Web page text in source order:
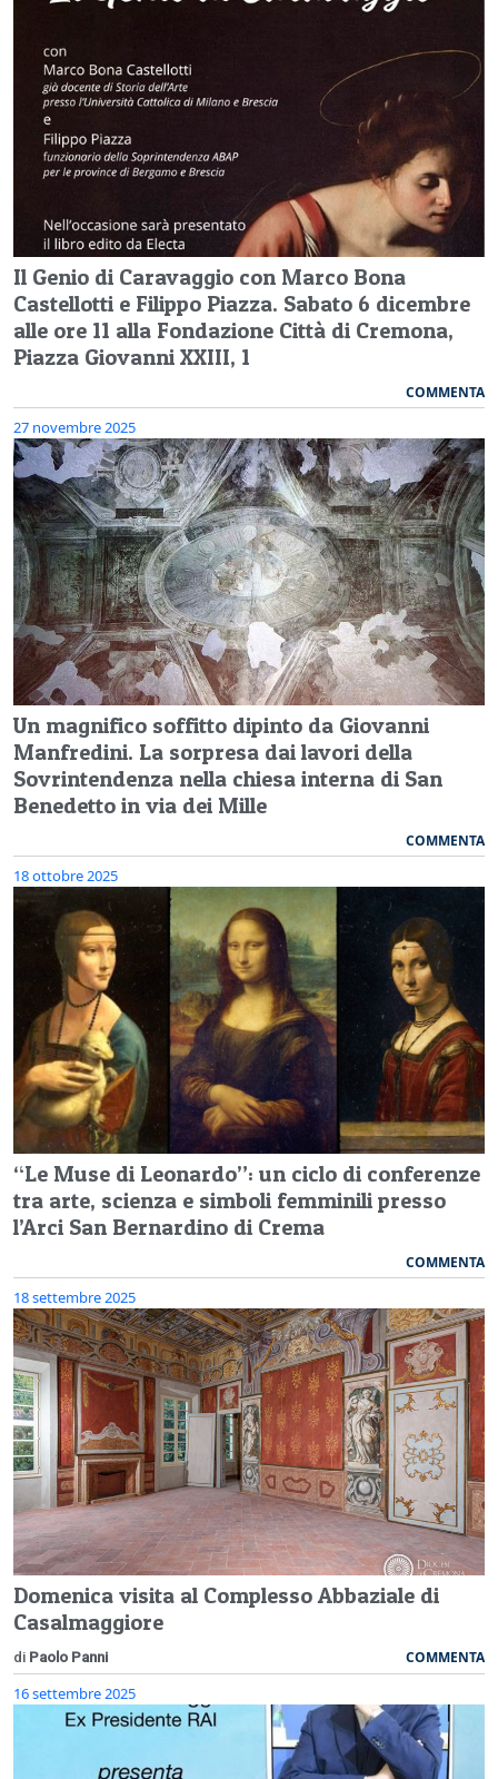
Il Genio di Caravaggio con Marco Bona
Castellotti e Filippo Piazza. Sabato 6 dicembre
alle ore 11 alla Fondazione Città di Cremona,
Piazza Giovanni XXIII, 1
COMMENTA
27 novembre 2025
Un magnifico soffitto dipinto da Giovanni
Manfredini. La sorpresa dai lavori della
Sovrintendenza nella chiesa interna di San
Benedetto in via dei Mille
COMMENTA
18 ottobre 2025
“Le Muse di Leonardo”: un ciclo di conferenze
tra arte, scienza e simboli femminili presso
l’Arci San Bernardino di Crema
COMMENTA
18 settembre 2025
Domenica visita al Complesso Abbaziale di
Casalmaggiore
di Paolo Panni COMMENTA
16 settembre 2025